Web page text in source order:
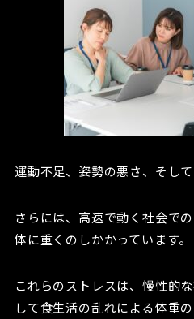
運動不足、姿勢の悪さ、そし
さらには、高速で動く社会で
体に重くのしかかっています。
これらのストレスは、慢性的
して食生活の乱れによる体重